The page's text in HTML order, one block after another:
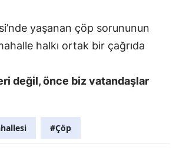
yaşanan çöp sorununun
halkı ortak bir çağrıda
değil, önce biz vatandaşlar
#Çöp